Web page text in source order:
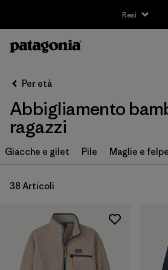
Resi
Filtra per
Taglia
(1)
(1)
4 anni
Per età
Abbigliamento
ragazzi
Giacche e gilet Pile Maglie e felpe
38 Articoli